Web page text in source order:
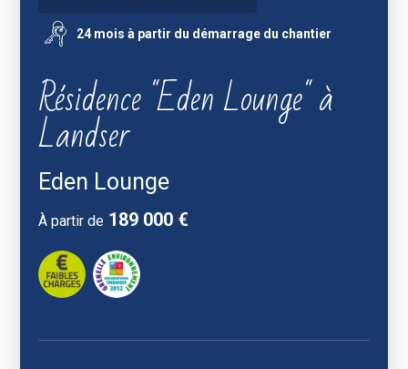
24 mois à partir du démarrage du chantier
Résidence "Eden Lounge" à
Landser
Eden Lounge
À partir de 189 000 €
Faibles chargesRéglementation thermique 2012